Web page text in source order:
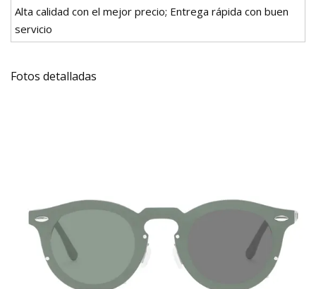
Alta calidad con el mejor precio; Entrega rápida con buen
servicio
Fotos detalladas